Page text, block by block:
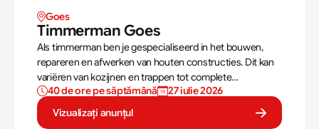
Goes
Timmerman Goes
Als timmerman ben je gespecialiseerd in het bouwen,
repareren en afwerken van houten constructies. Dit kan
variëren van kozijnen en trappen tot complete
dakconstructies en gevels. Aan de hand van
bouwtekeningen zorg jij ervoor dat een constructie zowel
stevig als netjes is afgewerkt
40 de ore pe săptămână
27 iulie 2026
Vizualizați anunțul